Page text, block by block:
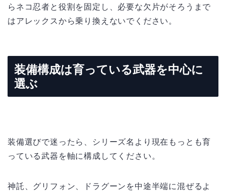
らネコ忍者と役割を固定し、必要な欠片がそろうまで
はアレックスから乗り換えないでください。
装備構成は育っている武器を中心に
選ぶ
装備選びで迷ったら、シリーズ名より現在もっとも育
っている武器を軸に構成してください。
神託、グリフォン、ドラグーンを中途半端に混ぜるよ